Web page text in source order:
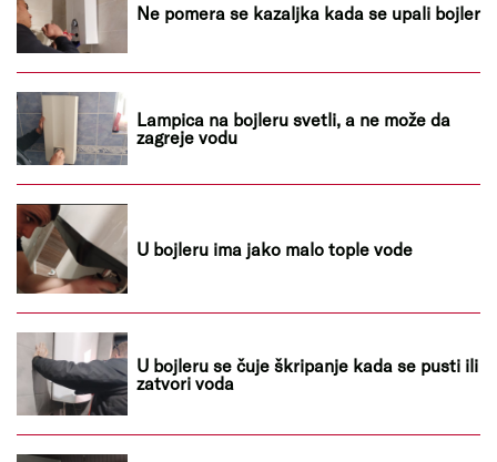
Ne pomera se kazaljka kada se upali bojler
Lampica na bojleru svetli, a ne može da
zagreje vodu
U bojleru ima jako malo tople vode
U bojleru se čuje škripanje kada se pusti ili
zatvori voda